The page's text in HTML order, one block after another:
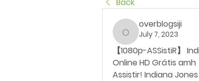
overblogsiji
overblogsiji
July 7, 2023
【1080p-ASSistiR】
Online HD Grátis amh
Assistir! Indiana